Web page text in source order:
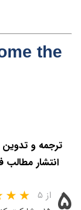
the
ترجمه و
انتشار
۵ از ۵